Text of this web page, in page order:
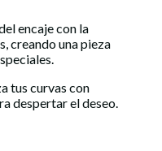
encaje con la
creando una pieza
tus curvas con
despertar el deseo.